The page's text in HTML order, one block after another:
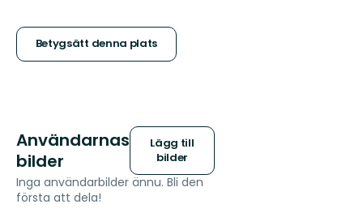
stjärnor
Betygsätt denna plats
Användarnas
bilder
Lägg till
bilder
Inga användarbilder ännu. Bli den
första att dela!